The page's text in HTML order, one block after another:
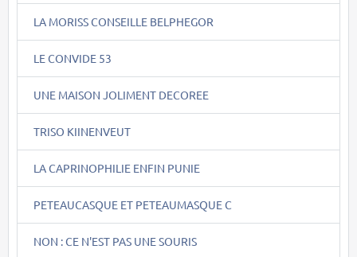
LA MORISS CONSEILLE BELPHEGOR
LE CONVIDE 53
UNE MAISON JOLIMENT DECOREE
TRISO KIINENVEUT
LA CAPRINOPHILIE ENFIN PUNIE
PETEAUCASQUE ET PETEAUMASQUE C
NON : CE N'EST PAS UNE SOURIS